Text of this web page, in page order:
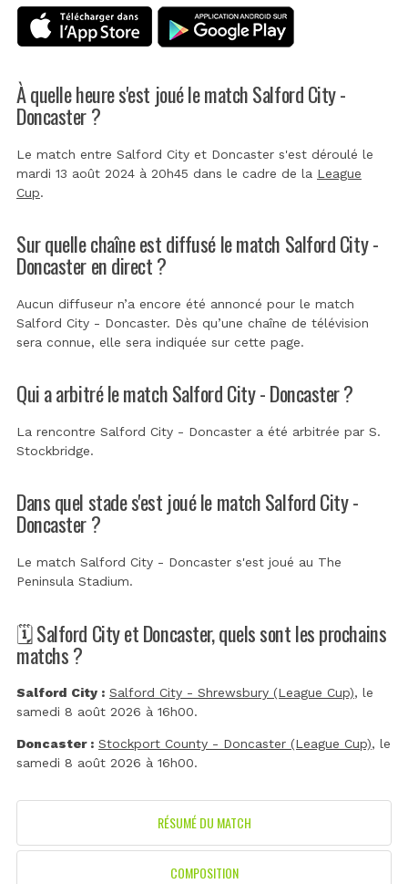
À quelle heure s'est joué le match Salford City -
Doncaster ?
Le match entre Salford City et Doncaster s'est déroulé le
mardi 13 août 2024 à 20h45 dans le cadre de la League
Cup.
Sur quelle chaîne est diffusé le match Salford City -
Doncaster en direct ?
Aucun diffuseur n’a encore été annoncé pour le match
Salford City - Doncaster. Dès qu’une chaîne de télévision
sera connue, elle sera indiquée sur cette page.
Qui a arbitré le match Salford City - Doncaster ?
La rencontre Salford City - Doncaster a été arbitrée par S.
Stockbridge.
Dans quel stade s'est joué le match Salford City -
Doncaster ?
Le match Salford City - Doncaster s'est joué au The
Peninsula Stadium.
🗓️ Salford City et Doncaster, quels sont les prochains
matchs ?
Salford City : Salford City - Shrewsbury (League Cup), le
samedi 8 août 2026 à 16h00.
Doncaster : Stockport County - Doncaster (League Cup), le
samedi 8 août 2026 à 16h00.
RÉSUMÉ DU MATCH
COMPOSITION